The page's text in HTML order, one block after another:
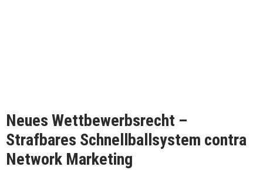
Neues Wettbewerbsrecht –
Strafbares Schnellballsystem contra
Network Marketing